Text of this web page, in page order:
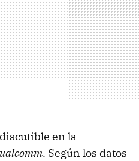
en la
. Según los datos